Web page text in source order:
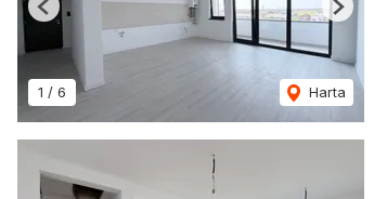
1 / 6 Harta
Previous Next